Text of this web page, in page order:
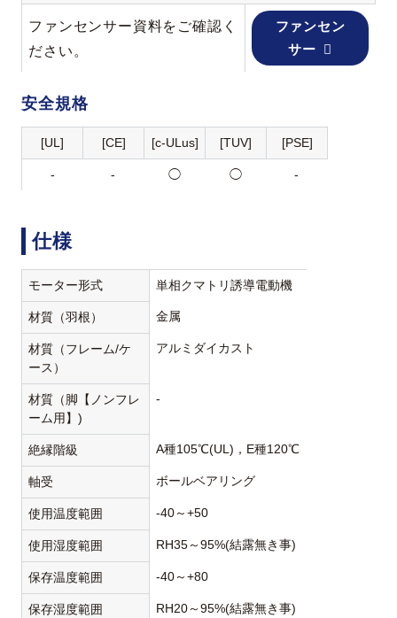
ファンセンサー資料をご確認く
ださい。
ファンセン
サー
安全規格
[UL] [CE] [c-ULus] [TUV] [PSE]
- - ◯ ◯ -
仕様
モーター形式 単相クマトリ誘導電動機
材質（羽根） 金属
材質（フレーム/ケ
ース）
アルミダイカスト
材質（脚【ノンフレ
ーム用】)
-
絶縁階級 A種105℃(UL)，E種120℃
軸受 ボールベアリング
使用温度範囲 -40～+50
使用湿度範囲 RH35～95%(結露無き事)
保存温度範囲 -40～+80
保存湿度範囲 RH20～95%(結露無き事)